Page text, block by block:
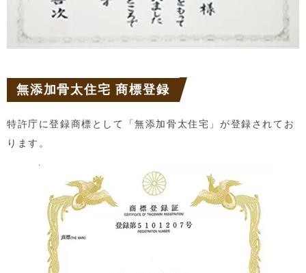
無添加骨太住宅 商標登録
特許庁に登録商標として「無添加骨太住宅」が登録されてお
ります。